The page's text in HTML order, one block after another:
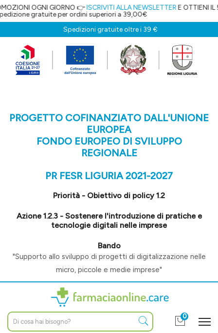
OGNI GIORNO 👉ISCRIVITI ALLA NEWSLETTERE OTTIENI IL 5% DI
gratuite per ordini superiori a 39,00€
Spedizioni gratuite oltre i 39 €
PROGETTO COFINANZIATO DALL'UNIONE
EUROPEA
FONDO EUROPEO DI SVILUPPO
REGIONALE
PR FESR LIGURIA 2021-2027
Priorità - Obiettivo di policy 1.2
Azione 1.2.3 - Sostenere l'introduzione di pratiche e
tecnologie digitali nelle imprese
Bando
"Supporto allo sviluppo di progetti di digitalizzazione nelle
micro, piccole e medie imprese"
0